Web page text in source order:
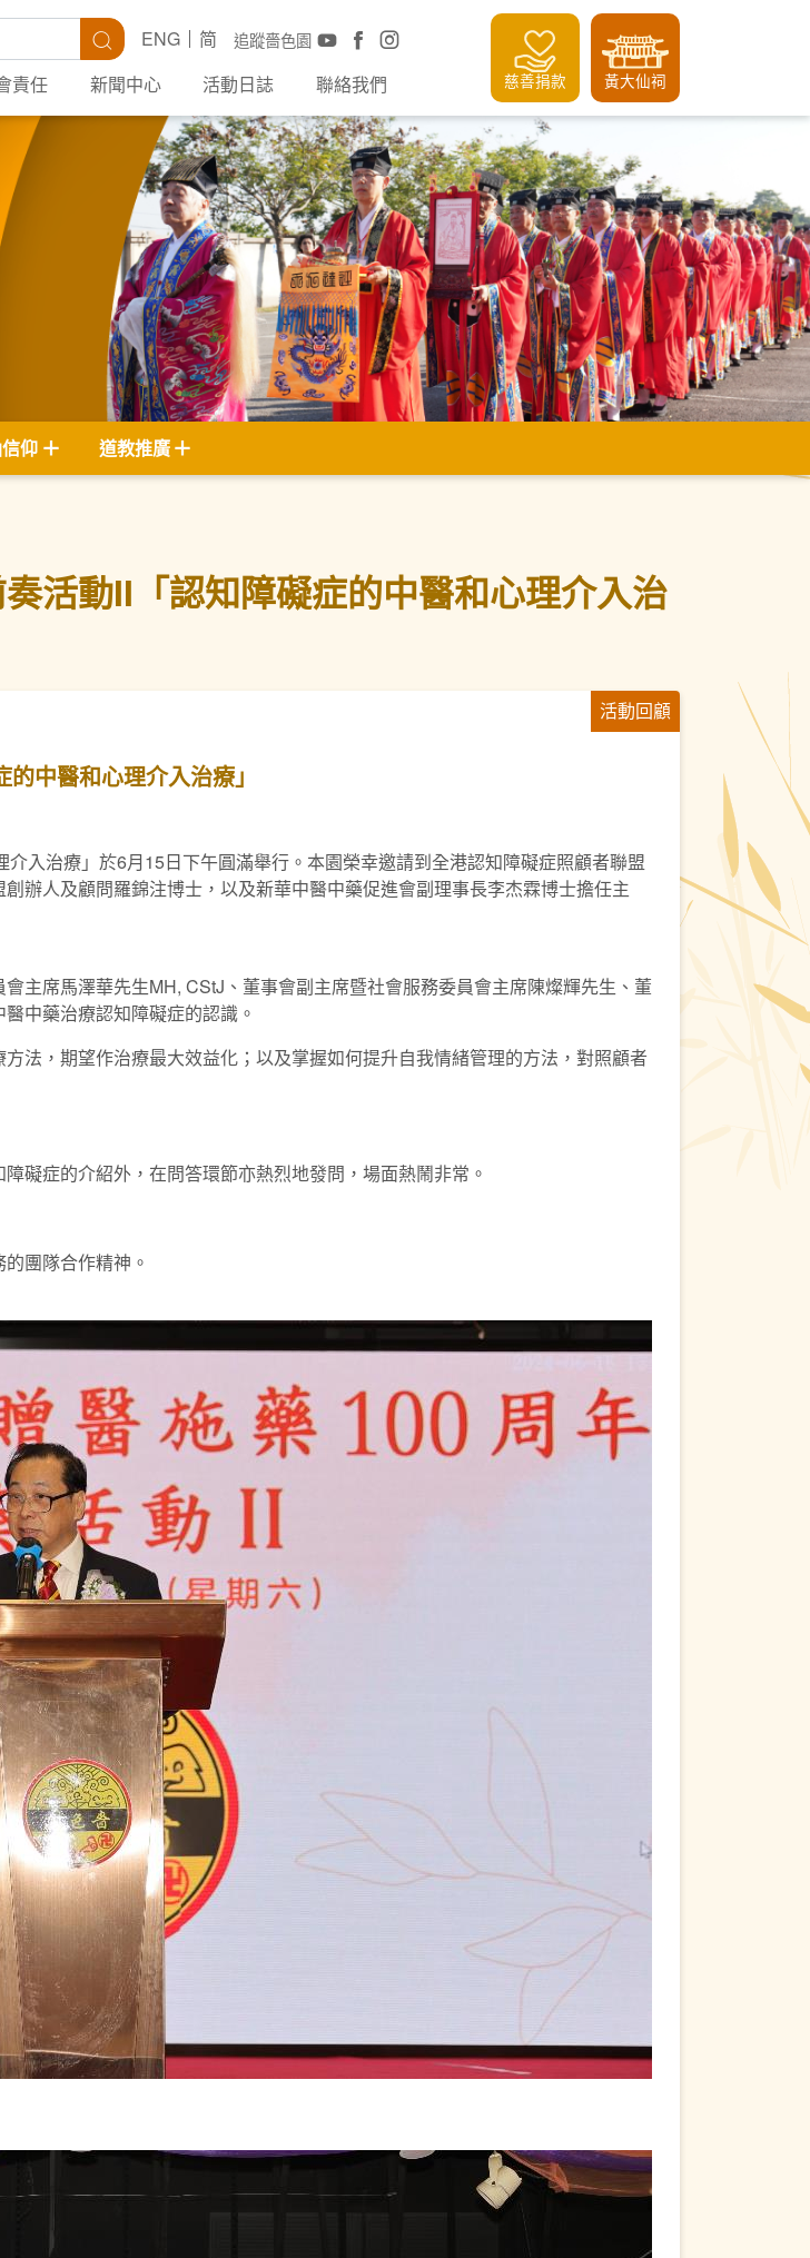
搜尋 追蹤嗇色園
ENG
简
責任 新聞中心 活動日誌 聯絡我們 慈善捐款 黃大仙祠
仰 道教推廣
活動II「認知障礙症的中醫和心理介入治
活動回顧
中醫和心理介入治療」
入治療」於6月15日下午圓滿舉行。本園榮幸邀請到全港認知障礙症照顧者聯盟
辦人及顧問羅錦注博士，以及新華中醫中藥促進會副理事長李杰霖博士擔任主
主席馬澤華先生MH, CStJ、董事會副主席暨社會服務委員會主席陳燦輝先生、董
中藥治療認知障礙症的認識。
法，期望作治療最大效益化；以及掌握如何提升自我情緒管理的方法，對照顧者
礙症的介紹外，在問答環節亦熱烈地發問，場面熱鬧非常。
團隊合作精神。